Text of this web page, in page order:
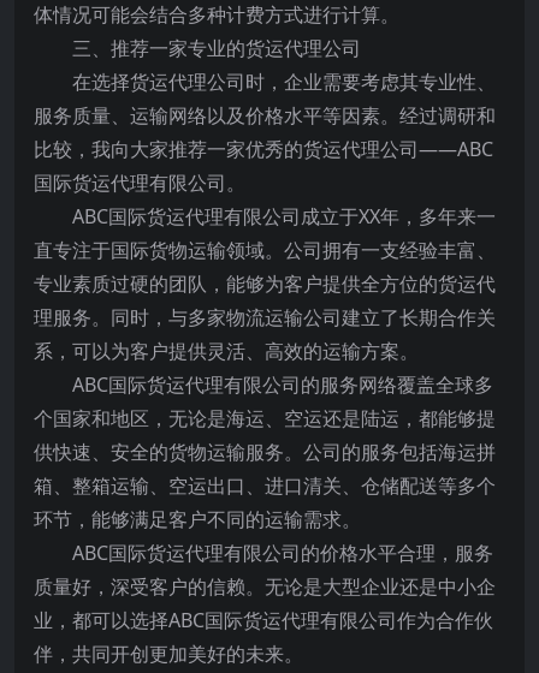
体情况可能会结合多种计费方式进行计算。
三、推荐一家专业的货运代理公司
在选择货运代理公司时，企业需要考虑其专业性、
服务质量、运输网络以及价格水平等因素。经过调研和
比较，我向大家推荐一家优秀的货运代理公司——ABC
国际货运代理有限公司。
ABC国际货运代理有限公司成立于XX年，多年来一
直专注于国际货物运输领域。公司拥有一支经验丰富、
专业素质过硬的团队，能够为客户提供全方位的货运代
理服务。同时，与多家物流运输公司建立了长期合作关
系，可以为客户提供灵活、高效的运输方案。
ABC国际货运代理有限公司的服务网络覆盖全球多
个国家和地区，无论是海运、空运还是陆运，都能够提
供快速、安全的货物运输服务。公司的服务包括海运拼
箱、整箱运输、空运出口、进口清关、仓储配送等多个
环节，能够满足客户不同的运输需求。
ABC国际货运代理有限公司的价格水平合理，服务
质量好，深受客户的信赖。无论是大型企业还是中小企
业，都可以选择ABC国际货运代理有限公司作为合作伙
伴，共同开创更加美好的未来。